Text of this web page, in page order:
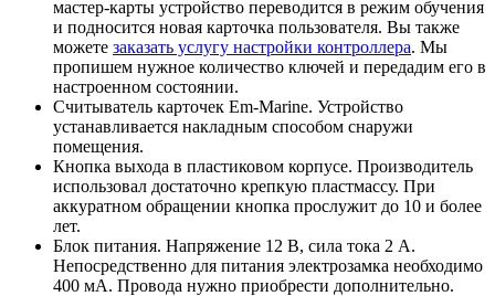
мастер-карты устройство переводится в режим обучения
и подносится новая карточка пользователя. Вы также
можете заказать услугу настройки контроллера. Мы
пропишем нужное количество ключей и передадим его в
настроенном состоянии.
Считыватель карточек Em-Marine. Устройство
устанавливается накладным способом снаружи
помещения.
Кнопка выхода в пластиковом корпусе. Производитель
использовал достаточно крепкую пластмассу. При
аккуратном обращении кнопка прослужит до 10 и более
лет.
Блок питания. Напряжение 12 В, сила тока 2 А.
Непосредственно для питания электрозамка необходимо
400 мА. Провода нужно приобрести дополнительно.